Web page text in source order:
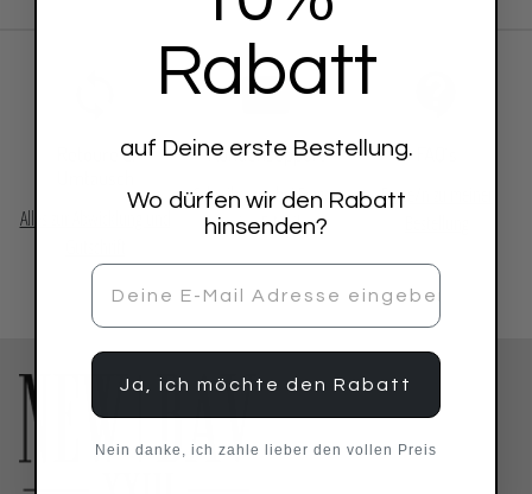
Retoure &
Alles zur Abwicklung und
Kundensupport
Schreibe uns bei Fragen
eine E-Mail
Frage/n zu meiner
Rabatt
auf Deine erste Bestellung.
Wo dürfen wir den Rabatt
hinsenden?
Ja, ich möchte den Rabatt
Nein danke, ich zahle lieber den vollen Preis